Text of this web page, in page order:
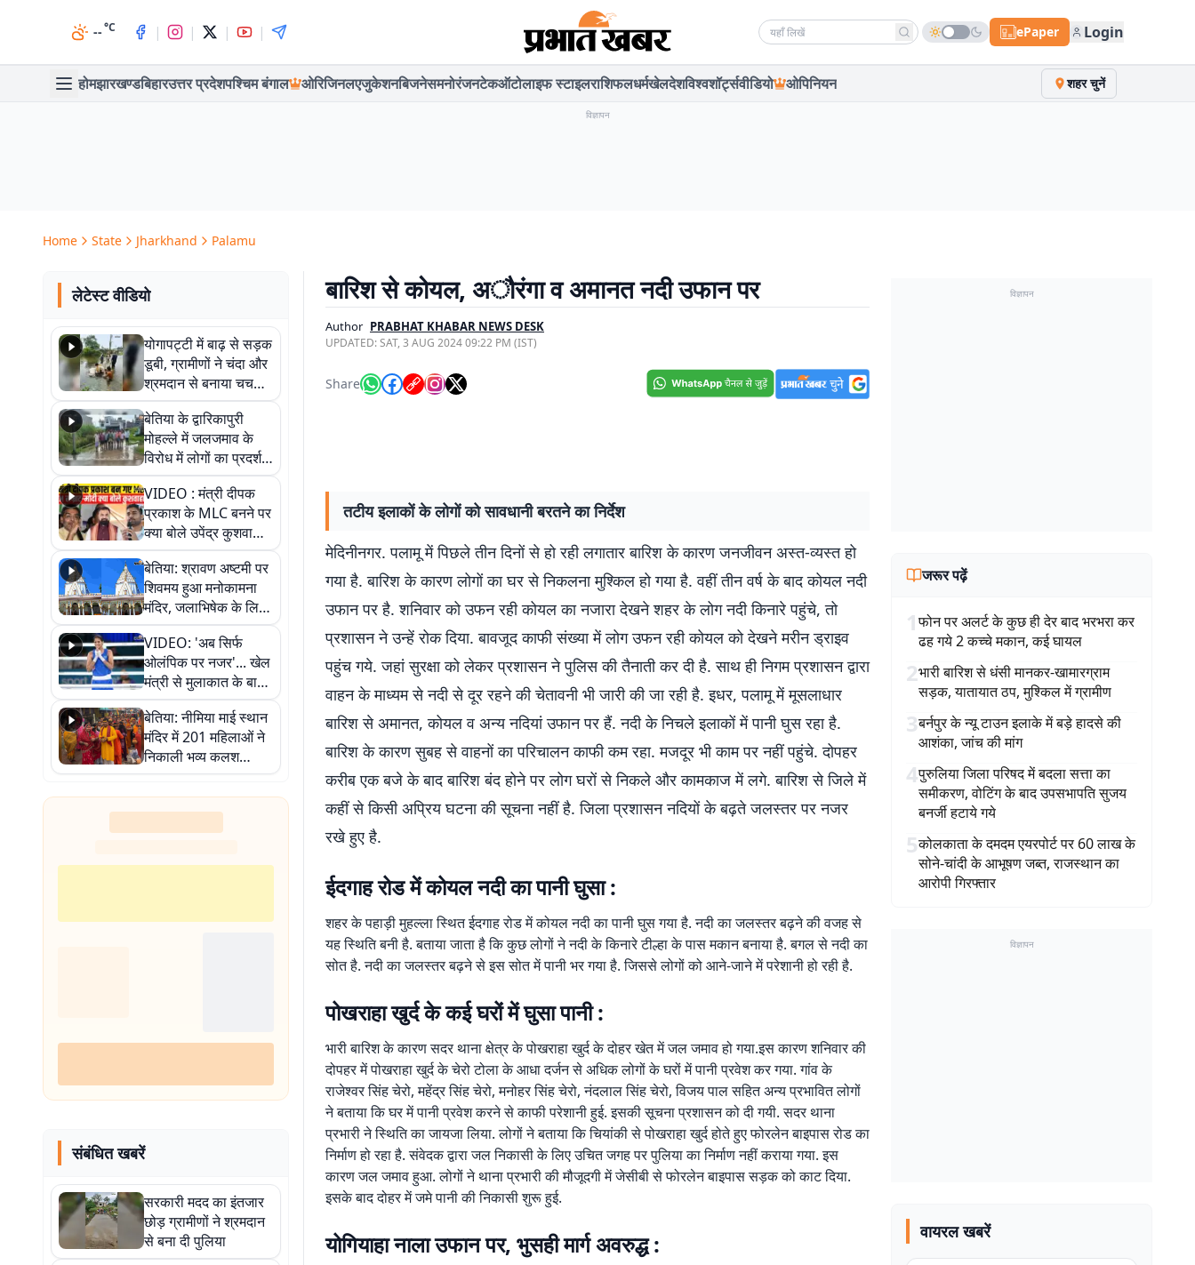
--°C | | | | Search news ePaper Login
होमझारखण्डबिहारउत्तर प्रदेशपश्चिम बंगाल ओरिजिनलएजुकेशनबिजनेसमनोरंजनटेकऑटोलाइफ स्टाइलराशिफलधर्मखेलदेशविश्वशॉर्ट्सवीडियो ओपिनियन शहर चुनें
विज्ञापन
Home State Jharkhand Palamu
लेटेस्ट वीडियो
योगापट्टी में बाढ़ से सड़क
डूबी, ग्रामीणों ने चंदा और
श्रमदान से बनाया चचरी
पुल
बेतिया के द्वारिकापुरी
मोहल्ले में जलजमाव के
विरोध में लोगों का प्रदर्शन,
स्थायी समाधान की मांग
VIDEO : मंत्री दीपक
प्रकाश के MLC बनने पर
क्या बोले उपेंद्र कुशवाहा,
सुनिए
बेतिया: श्रावण अष्टमी पर
शिवमय हुआ मनोकामना
मंदिर, जलाभिषेक के लिए
लगी लंबी कतारें
VIDEO: 'अब सिर्फ
ओलंपिक पर नजर'... खेल
मंत्री से मुलाकात के बाद
जैसमीन लंबोरिया का बड़ा
बयान
बेतिया: नीमिया माई स्थान
मंदिर में 201 महिलाओं ने
निकाली भव्य कलश
शोभायात्रा, शिवलिंग
प्राण-प्रतिष्ठा महोत्सव
शुरू
संबंधित खबरें
सरकारी मदद का इंतजार
छोड़ ग्रामीणों ने श्रमदान
से बना दी पुलिया
बारिश से कोयल, अौरंगा व अमानत नदी उफान पर
Author PRABHAT KHABAR NEWS DESK
UPDATED:SAT, 3 AUG 2024 09:22 PM (IST)
Share
तटीय इलाकों के लोगों को सावधानी बरतने का निर्देश
मेदिनीनगर. पलामू में पिछले तीन दिनों से हो रही लगातार बारिश के कारण जनजीवन अस्त-व्यस्त हो
गया है. बारिश के कारण लोगों का घर से निकलना मुश्किल हो गया है. वहीं तीन वर्ष के बाद कोयल नदी
उफान पर है. शनिवार को उफन रही कोयल का नजारा देखने शहर के लोग नदी किनारे पहुंचे, तो
प्रशासन ने उन्हें रोक दिया. बावजूद काफी संख्या में लोग उफन रही कोयल को देखने मरीन ड्राइव
पहुंच गये. जहां सुरक्षा को लेकर प्रशासन ने पुलिस की तैनाती कर दी है. साथ ही निगम प्रशासन द्वारा
वाहन के माध्यम से नदी से दूर रहने की चेतावनी भी जारी की जा रही है. इधर, पलामू में मूसलाधार
बारिश से अमानत, कोयल व अन्य नदियां उफान पर हैं. नदी के निचले इलाकों में पानी घुस रहा है.
बारिश के कारण सुबह से वाहनों का परिचालन काफी कम रहा. मजदूर भी काम पर नहीं पहुंचे. दोपहर
करीब एक बजे के बाद बारिश बंद होने पर लोग घरों से निकले और कामकाज में लगे. बारिश से जिले में
कहीं से किसी अप्रिय घटना की सूचना नहीं है. जिला प्रशासन नदियों के बढ़ते जलस्तर पर नजर
रखे हुए है.
ईदगाह रोड में कोयल नदी का पानी घुसा :
शहर के पहाड़ी मुहल्ला स्थित ईदगाह रोड में कोयल नदी का पानी घुस गया है. नदी का जलस्तर बढ़ने की वजह से
यह स्थिति बनी है. बताया जाता है कि कुछ लोगों ने नदी के किनारे टील्हा के पास मकान बनाया है. बगल से नदी का
सोत है. नदी का जलस्तर बढ़ने से इस सोत में पानी भर गया है. जिससे लोगों को आने-जाने में परेशानी हो रही है.
पोखराहा खुर्द के कई घरों में घुसा पानी :
भारी बारिश के कारण सदर थाना क्षेत्र के पोखराहा खुर्द के दोहर खेत में जल जमाव हो गया.इस कारण शनिवार की
दोपहर में पोखराहा खुर्द के चेरो टोला के आधा दर्जन से अधिक लोगों के घरों में पानी प्रवेश कर गया. गांव के
राजेश्वर सिंह चेरो, महेंद्र सिंह चेरो, मनोहर सिंह चेरो, नंदलाल सिंह चेरो, विजय पाल सहित अन्य प्रभावित लोगों
ने बताया कि घर में पानी प्रवेश करने से काफी परेशानी हुई. इसकी सूचना प्रशासन को दी गयी. सदर थाना
प्रभारी ने स्थिति का जायजा लिया. लोगों ने बताया कि चियांकी से पोखराहा खुर्द होते हुए फोरलेन बाइपास रोड का
निर्माण हो रहा है. संवेदक द्वारा जल निकासी के लिए उचित जगह पर पुलिया का निर्माण नहीं कराया गया. इस
कारण जल जमाव हुआ. लोगों ने थाना प्रभारी की मौजूदगी में जेसीबी से फोरलेन बाइपास सड़क को काट दिया.
इसके बाद दोहर में जमे पानी की निकासी शुरू हुई.
योगियाहा नाला उफान पर, भुसही मार्ग अवरुद्ध :
विज्ञापन
जरूर पढ़ें
1फोन पर अलर्ट के कुछ ही देर बाद भरभरा कर
ढह गये 2 कच्चे मकान, कई घायल
2भारी बारिश से धंसी मानकर-खामारग्राम
सड़क, यातायात ठप, मुश्किल में ग्रामीण
3बर्नपुर के न्यू टाउन इलाके में बड़े हादसे की
आशंका, जांच की मांग
4पुरुलिया जिला परिषद में बदला सत्ता का
समीकरण, वोटिंग के बाद उपसभापति सुजय
बनर्जी हटाये गये
5कोलकाता के दमदम एयरपोर्ट पर 60 लाख के
सोने-चांदी के आभूषण जब्त, राजस्थान का
आरोपी गिरफ्तार
विज्ञापन
वायरल खबरें